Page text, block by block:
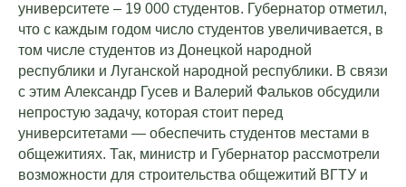
университете – 19 000 студентов. Губернатор отметил,
что с каждым годом число студентов увеличивается, в
том числе студентов из Донецкой народной
республики и Луганской народной республики. В связи
с этим Александр Гусев и Валерий Фальков обсудили
непростую задачу, которая стоит перед
университетами — обеспечить студентов местами в
общежитиях. Так, министр и Губернатор рассмотрели
возможности для строительства общежитий ВГТУ и